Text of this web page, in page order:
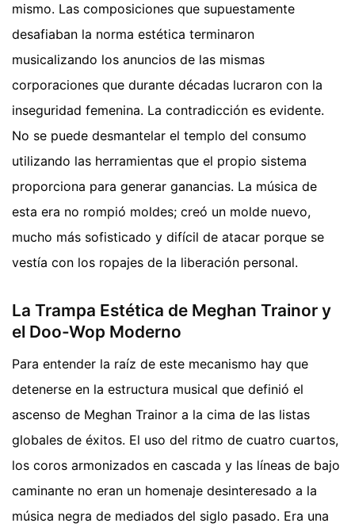
mismo. Las composiciones que supuestamente
desafiaban la norma estética terminaron
musicalizando los anuncios de las mismas
corporaciones que durante décadas lucraron con la
inseguridad femenina. La contradicción es evidente.
No se puede desmantelar el templo del consumo
utilizando las herramientas que el propio sistema
proporciona para generar ganancias. La música de
esta era no rompió moldes; creó un molde nuevo,
mucho más sofisticado y difícil de atacar porque se
vestía con los ropajes de la liberación personal.
La Trampa Estética de Meghan Trainor y
el Doo-Wop Moderno
Para entender la raíz de este mecanismo hay que
detenerse en la estructura musical que definió el
ascenso de Meghan Trainor a la cima de las listas
globales de éxitos. El uso del ritmo de cuatro cuartos,
los coros armonizados en cascada y las líneas de bajo
caminante no eran un homenaje desinteresado a la
música negra de mediados del siglo pasado. Era una